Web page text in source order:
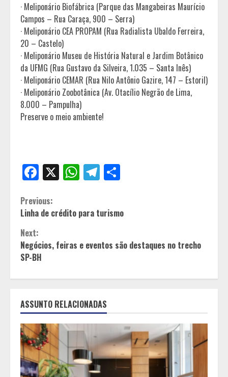
· Meliponário Biofábrica (Parque das Mangabeiras Maurício
Campos – Rua Caraça, 900 – Serra)
· Meliponário CEA PROPAM (Rua Radialista Ubaldo Ferreira,
20 – Castelo)
· Meliponário Museu de História Natural e Jardim Botânico
da UFMG (Rua Gustavo da Silveira, 1.035 – Santa Inês)
· Meliponário CEMAR (Rua Nilo Antônio Gazire, 147 – Estoril)
· Meliponário Zoobotânica (Av. Otacílio Negrão de Lima,
8.000 – Pampulha)
Preserve o meio ambiente!
Facebook
X WhatsApp
Telegram
Continue
Reading
Previous:
Linha de crédito para turismo
Next:
Negócios, feiras e eventos são destaques no trecho
SP-BH
ASSUNTO RELACIONADAS